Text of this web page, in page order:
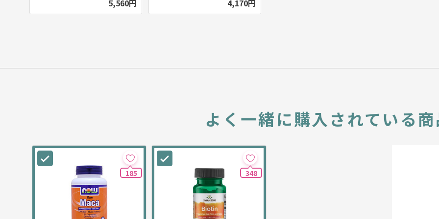
5,560円 4,170円
よく一緒に購入されている
185 348